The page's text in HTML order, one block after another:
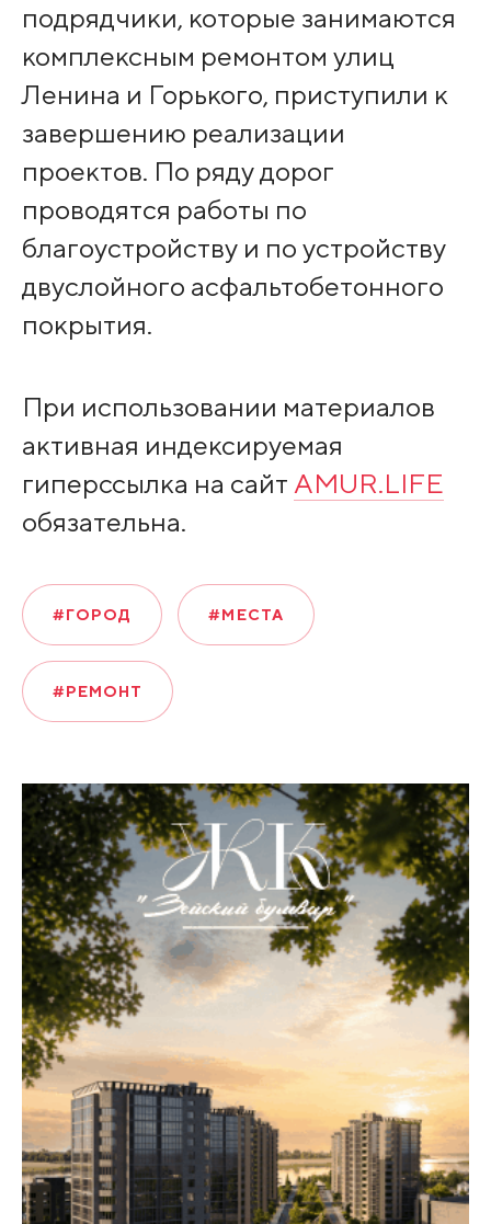
подрядчики, которые занимаются
комплексным ремонтом улиц
Ленина и Горького, приступили к
завершению реализации
проектов. По ряду дорог
проводятся работы по
благоустройству и по устройству
двуслойного асфальтобетонного
покрытия.
При использовании материалов
активная индексируемая
гиперссылка на сайт AMUR.LIFE
обязательна.
#ГОРОД #МЕСТА
#РЕМОНТ